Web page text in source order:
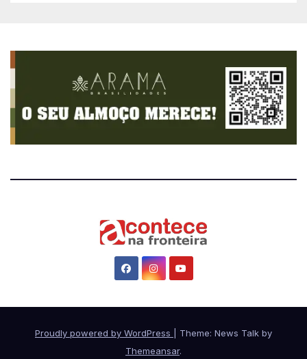
Proudly powered by WordPress
Theme: News Talk by
Themeansar.